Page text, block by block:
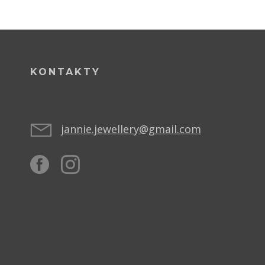
KONTAKTY
jannie.jewellery@gmail.com